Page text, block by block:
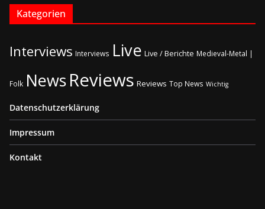
Kategorien
Interviews Interviews Live Live / Berichte Medieval-Metal |
Folk NewsReviews Reviews Top News Wichtig
Datenschutzerklärung
Impressum
Kontakt